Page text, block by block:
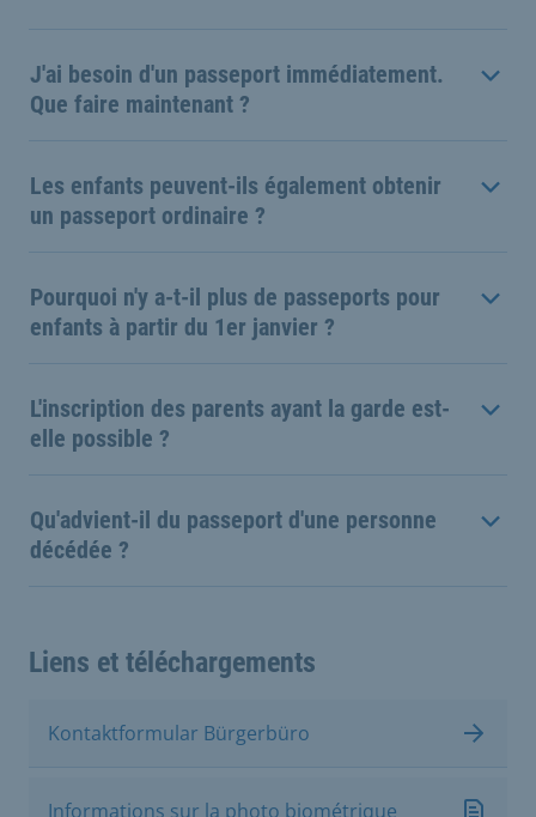
J'ai besoin d'un passeport immédiatement.
Que faire maintenant ?
Les enfants peuvent-ils également obtenir
un passeport ordinaire ?
Pourquoi n'y a-t-il plus de passeports pour
enfants à partir du 1er janvier ?
L'inscription des parents ayant la garde est-
elle possible ?
Qu'advient-il du passeport d'une personne
décédée ?
Liens et téléchargements
Kontaktformular Bürgerbüro
Informations sur la photo biométrique